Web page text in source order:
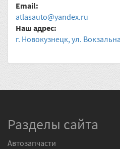
Email:
atlasauto@yandex.ru
Наш адрес:
г. Новокузнецк, ул.
Разделы сайта
Автозапчасти